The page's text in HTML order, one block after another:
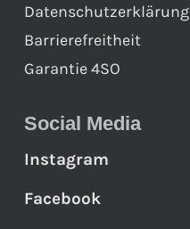
Datenschutzerklärung
Barrierefreitheit
Garantie 4SO
Social Media
Instagram
Facebook